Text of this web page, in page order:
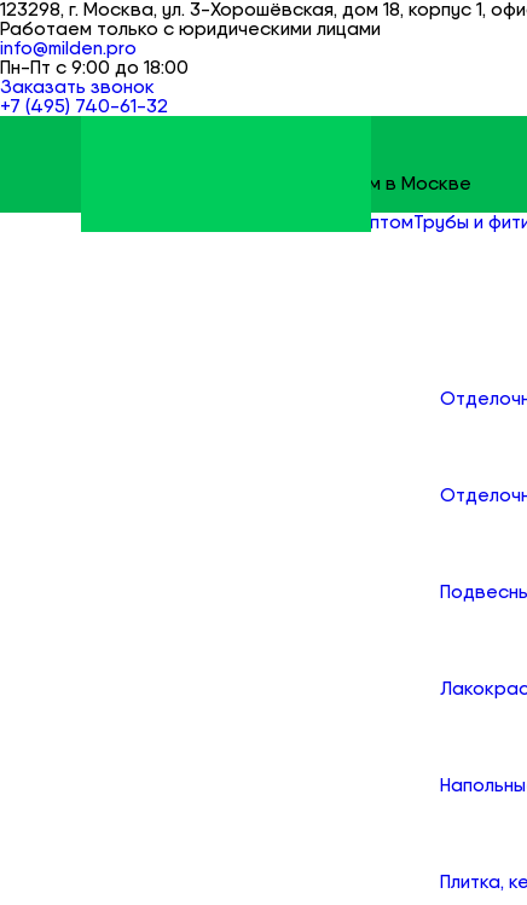
123298, г. Москва, ул. 3-Хорошёвская, дом 18, корпус 1,
Работаем только с юридическими лицами
info@milden.pro
Пн-Пт с 9:00 до 18:00
Заказать звонок
+7 (495) 740-61-32
Строительные материалы оптом в Москве
Плитка,
Сантехника оптомТрубы и